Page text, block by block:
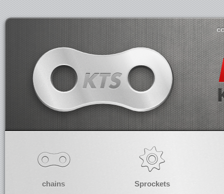
chains Sprockets